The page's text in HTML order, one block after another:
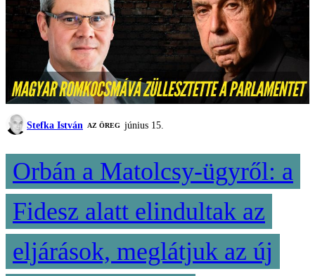
Stefka István AZ ÖREG június 15.
Orbán a Matolcsy-ügyről: a
Fidesz alatt elindultak az
eljárások, meglátjuk az új